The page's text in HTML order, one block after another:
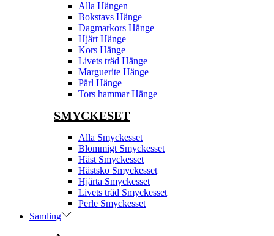
Alla Hängen
Bokstavs Hänge
Dagmarkors Hänge
Hjärt Hänge
Kors Hänge
Livets träd Hänge
Marguerite Hänge
Pärl Hänge
Tors hammar Hänge
SMYCKESET
Alla Smyckesset
Blommigt Smyckesset
Häst Smyckesset
Hästsko Smyckesset
Hjärta Smyckesset
Livets träd Smyckesset
Perle Smyckesset
Samling